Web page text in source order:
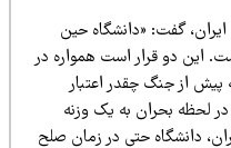
گفت: «دانشگاه حین
دو قرار است همواره در
جنگ چقدر اعتبار
بحران به یک وزنه
حتی در زمان صلح